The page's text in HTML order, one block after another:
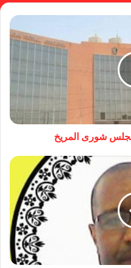
شورى المريخ